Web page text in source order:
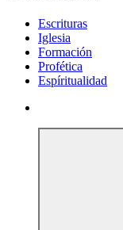
Escrituras
Iglesia
Formación
Profética
Espíritualidad